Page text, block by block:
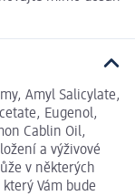
Amyl Salicylate,
Eugenol,
Cablin Oil,
a výživové
v některých
Vám bude